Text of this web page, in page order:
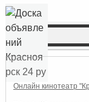
Онлайн кинотеатр